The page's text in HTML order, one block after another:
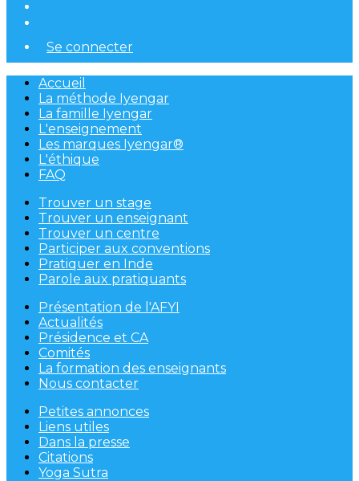
Se connecter
Accueil
La méthode Iyengar
La famille Iyengar
L'enseignement
Les marques Iyengar®
L'éthique
FAQ
Trouver un stage
Trouver un enseignant
Trouver un centre
Participer aux conventions
Pratiquer en Inde
Parole aux pratiquants
Présentation de l'AFYI
Actualités
Présidence et CA
Comités
La formation des enseignants
Nous contacter
Petites annonces
Liens utiles
Dans la presse
Citations
Yoga Sutra